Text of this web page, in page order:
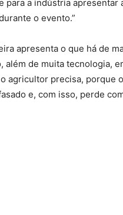
para a indústria apresentar
o evento.”
apresenta o que há de
além de muita tecnologia,
agricultor precisa, porque
e, com isso, perde